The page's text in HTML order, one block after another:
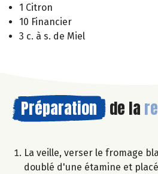
1 Citron
10 Financier
3 c. à s. de Miel
Préparation de la
La veille, verser le fromage
doublé d'une étamine et